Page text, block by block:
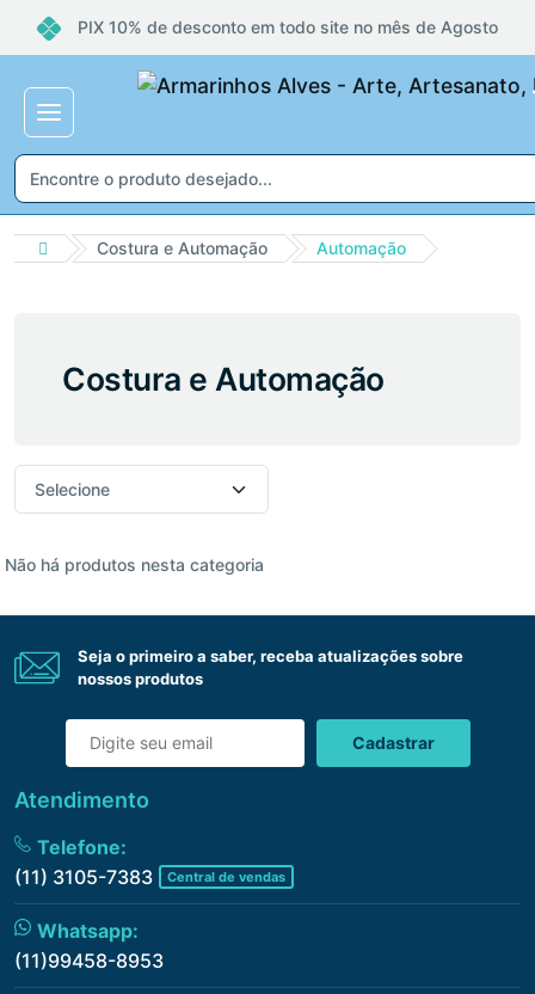
PIX 10% de desconto em todo site no mês de Agosto
Costura e Automação Automação
Costura e Automação
Não há produtos nesta categoria
Seja o primeiro a saber, receba atualizações sobre
nossos produtos
Cadastrar
Atendimento
Telefone:
(11) 3105-7383
Central de vendas
Whatsapp:
(11)99458-8953